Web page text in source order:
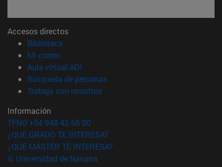
Accesos directos
Biblioteca
Mi correo(abre en nueva ventana)
Aula virtual ADI
Búsqueda de personas(abre en nueva ventana)
Trabaja con nosotros(abre en nueva ventana)
Información
TFNO +34 948 42 56 00
¿QUÉ GRADO TE INTERESA?
¿QUÉ MÁSTER TE INTERESA?
© Universidad de Navarra